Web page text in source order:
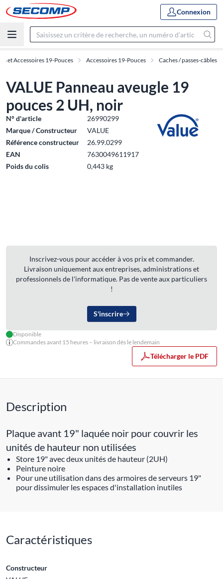
Connexion
et Accessoires 19-Pouces Accessoires 19-Pouces Caches / passes-câbles
VALUE Panneau aveugle 19
pouces 2 UH, noir
N° d'article
26990299
Marque / Constructeur
VALUE
Référence constructeur
26.99.0299
EAN
7630049611917
Poids du colis
0,443 kg
Inscrivez-vous pour accéder à vos prix et commander.
Livraison uniquement aux entreprises, administrations et
professionnels de l'informatique. Pas de vente aux particuliers
!
S'inscrire
Disponible
Commandes avant 15 heures – livraison dès le lendemain
Télécharger le PDF
Description
Plaque avant 19" laquée noir pour couvrir les
unités de hauteur non utilisées
Store 19" avec deux unités de hauteur (2UH)
Peinture noire
Pour une utilisation dans des armoires de serveurs 19"
pour dissimuler les espaces d'installation inutiles
Caractéristiques
Constructeur